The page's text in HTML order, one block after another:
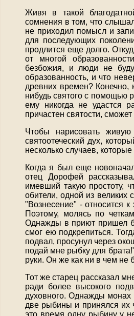
Живя в такой
сомнения в том, что
не приходил помысл и
для последующих
продлится еще долго.
от многой
безбожия, и люди не
образованность, и что
древних времен? Конечно,
нибудь святого с помощью
ему никогда не удастся
причастен святости,
Чтобы нарисовать
святоотеческий дух,
несколько случаев,
Когда я был еще
отец Дорофей
имевший такую простоту,
обители, одной из великих
"Вознесение" - относится
Поэтому, молясь по
Однажды в приют пришел
смог ею подкрепиться.
подвал, просунул через
подай мне рыбку для
руки. Он же как ни в чем не
Тот же старец рассказал
ради более высокого
духовного. Однажды монах
две рыбины и принялся их
это время одну рыбину у